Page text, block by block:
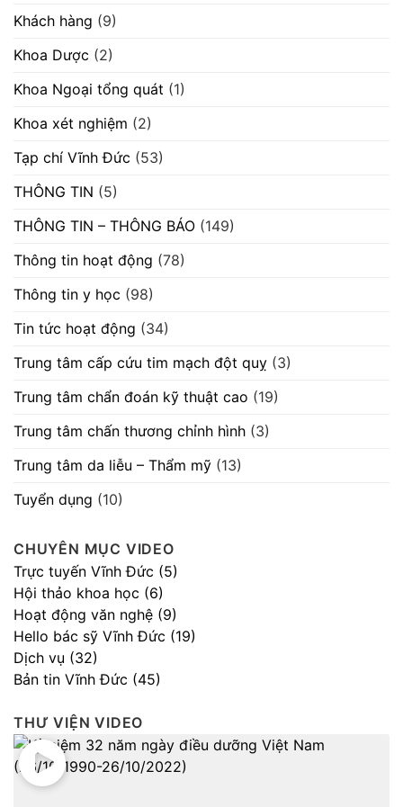
Khách hàng (9)
Khoa Dược (2)
Khoa Ngoại tổng quát (1)
Khoa xét nghiệm (2)
Tạp chí Vĩnh Đức (53)
THÔNG TIN (5)
THÔNG TIN – THÔNG BÁO (149)
Thông tin hoạt động (78)
Thông tin y học (98)
Tin tức hoạt động (34)
Trung tâm cấp cứu tim mạch đột quỵ (3)
Trung tâm chẩn đoán kỹ thuật cao (19)
Trung tâm chấn thương chỉnh hình (3)
Trung tâm da liễu – Thẩm mỹ (13)
Tuyển dụng (10)
CHUYÊN MỤC VIDEO
Trực tuyến Vĩnh Đức (5)
Hội thảo khoa học (6)
Hoạt động văn nghệ (9)
Hello bác sỹ Vĩnh Đức (19)
Dịch vụ (32)
Bản tin Vĩnh Đức (45)
THƯ VIỆN VIDEO